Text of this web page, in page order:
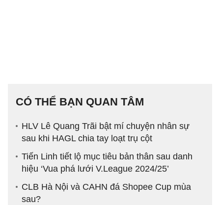
CÓ THỂ BẠN QUAN TÂM
HLV Lê Quang Trãi bật mí chuyện nhân sự
sau khi HAGL chia tay loạt trụ cột
Tiến Linh tiết lộ mục tiêu bản thân sau danh
hiệu ‘Vua phá lưới V.League 2024/25’
CLB Hà Nội và CAHN đá Shopee Cup mùa
sau?